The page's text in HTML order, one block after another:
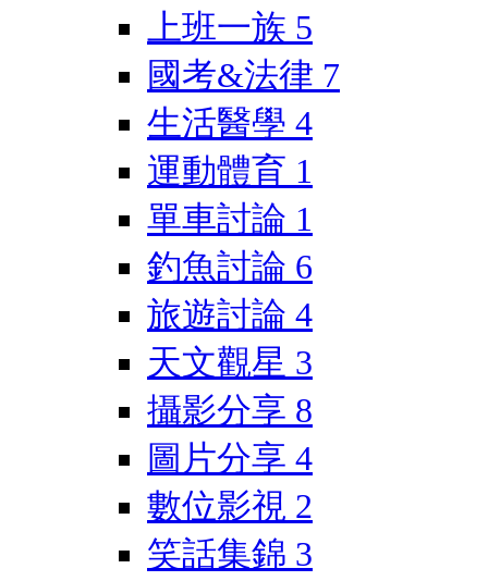
上班一族 5
國考&法律 7
生活醫學 4
運動體育 1
單車討論 1
釣魚討論 6
旅遊討論 4
天文觀星 3
攝影分享 8
圖片分享 4
數位影視 2
笑話集錦 3